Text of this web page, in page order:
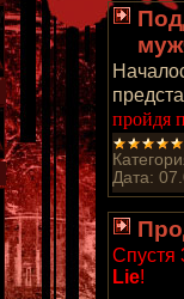
пройдя
Дата:
Спустя
Lie!